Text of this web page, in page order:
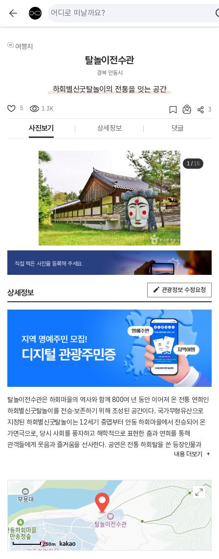
여행지
탈놀이전수관
경북 안동시
하회별신굿탈놀이의 전통을 잇는 공간
5 1.3K 3
사진보기 상세정보 댓글
1/ 15
직접 찍은 사진을 등록해 주세요.
상세정보 관광정보 수정요청
탈놀이전수관은 하회마을의 역사와 함께 800여 년 동안 이어져 온 전통 연희인
하회별신굿탈놀이를 전승·보존하기 위해 조성된 공간이다. 국가무형유산으로
지정된 하회별신굿탈놀이는 12세기 중엽부터 안동 하회마을에서 전승되어 온
가면극으로, 당시 사회를 풍자하고 해학적으로 표현한 춤과 연희를 통해
관객들에게 웃음과 즐거움을 선사한다. 공연은 전통 하회탈을 쓴 등장인물과
풍물, 꽹과리, 춤사위가 어우러져 진행되며, 인간문화재를 비롯한 전승자들이
등 다양한 체험 프로그램도 운영한다.
내용 더보기
250m